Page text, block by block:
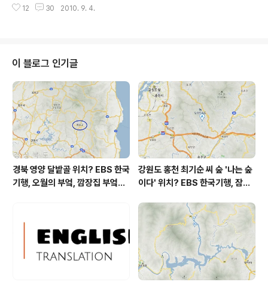
위터에서 보고 들렀던 내셔널지오그래픽 '오늘의 사진'에
고 어떤 포스트는 제목을 적자마자 삼사십분만에 후다닥
도 예외가 아닙니다. 느낌이 올 때 써야죠. 간혹 달이 바뀌
자마자 느낌이 올 때도 있고 달 바뀌고 열흘을 넘기도록 느
낌이 오지 않는 때도 있습니다. 개인적으로 매월 보름은 넘
기지 않으려고 하고 그걸 잘 지켜오고 있습니다. 이번달은
달이 바뀌자마자 결산을 마구 하고 싶어진 경우입니다. 아
마도 제가 지난달이 궁금한 게 제..
12 30 2010. 9. 4.
이 블로그 인기글
경북 영양 달밭골 위치? EBS 한국
기행, 오월의 부엌, 깜장집 부엌은
한 곳, 영양읍 상원리. KBS 인간극
장 임분노미 할머니
강원도 홍천 최기순 씨 숲 '나는 숲
이다' 위치? EBS 한국기행, 잠시
군 최기순 씨 캠핑장 펜션 어디? /
강원도 홍천군 가볼 만한 곳, (구)
까르돈, kbs 인간극장